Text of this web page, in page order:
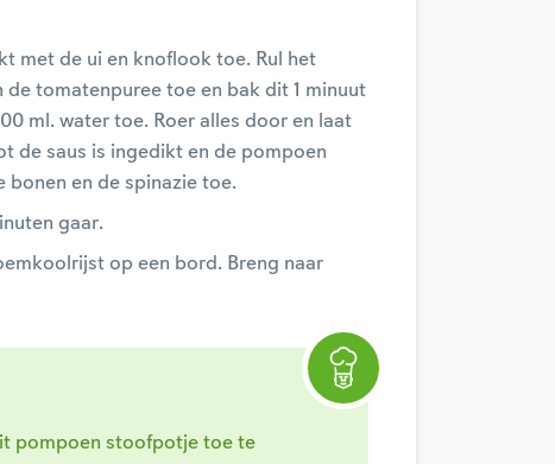
met de ui en knoflook toe. Rul het
tomatenpuree toe en bak dit 1 minuut
ml. water toe. Roer alles door en laat
de saus is ingedikt en de pompoen
bonen en de spinazie toe.
gaar.
op een bord. Breng naar
pompoen stoofpotje toe te